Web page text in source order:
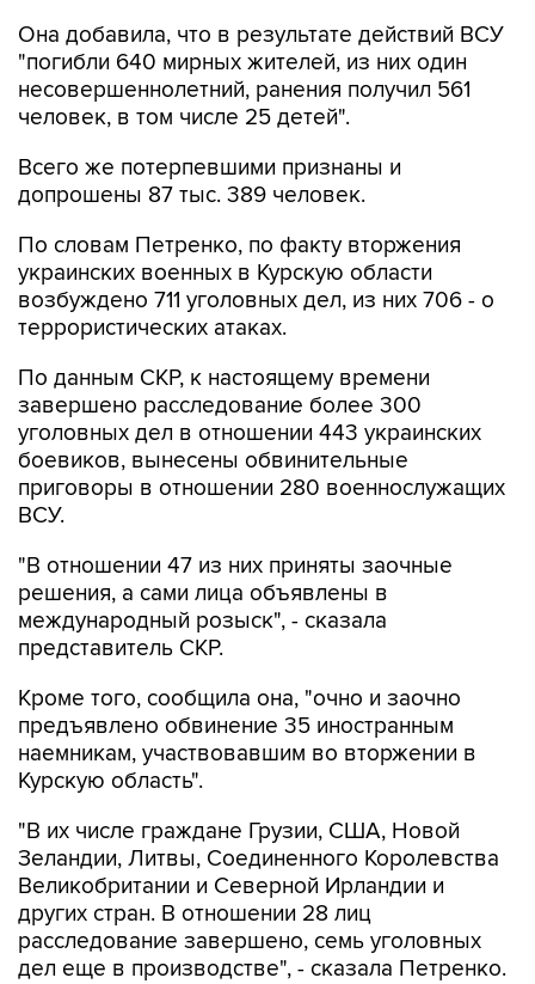
Она добавила, что в результате действий ВСУ
"погибли 640 мирных жителей, из них один
несовершеннолетний, ранения получил 561
человек, в том числе 25 детей".
Всего же потерпевшими признаны и
допрошены 87 тыс. 389 человек.
По словам Петренко, по факту вторжения
украинских военных в Курскую области
возбуждено 711 уголовных дел, из них 706 - о
террористических атаках.
По данным СКР, к настоящему времени
завершено расследование более 300
уголовных дел в отношении 443 украинских
боевиков, вынесены обвинительные
приговоры в отношении 280 военнослужащих
ВСУ.
"В отношении 47 из них приняты заочные
решения, а сами лица объявлены в
международный розыск", - сказала
представитель СКР.
Кроме того, сообщила она, "очно и заочно
предъявлено обвинение 35 иностранным
наемникам, участвовавшим во вторжении в
Курскую область".
"В их числе граждане Грузии, США, Новой
Зеландии, Литвы, Соединенного Королевства
Великобритании и Северной Ирландии и
других стран. В отношении 28 лиц
расследование завершено, семь уголовных
дел еще в производстве", - сказала Петренко.